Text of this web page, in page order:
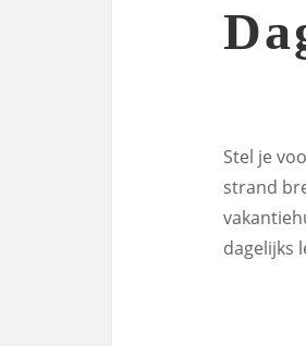
Stel je
strand
dagelijks